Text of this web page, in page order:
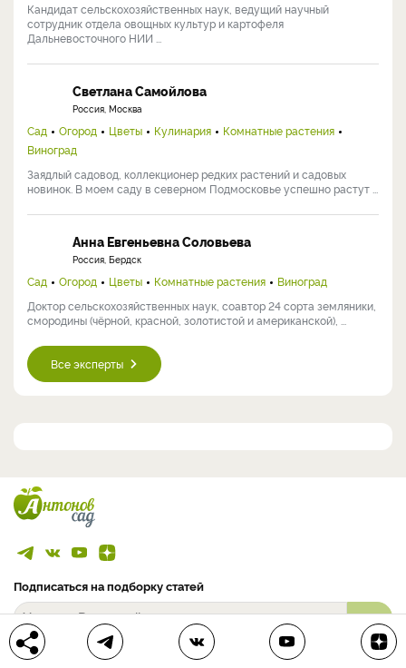
Кандидат сельскохозяйственных наук, ведущий научный
сотрудник отдела овощных культур и картофеля
Дальневосточного НИИ ...
Светлана Самойлова
Россия, Москва
Сад Огород Цветы Кулинария
Комнатные растения
Виноград
Заядлый садовод, коллекционер редких растений и садовых
новинок. В моем саду в северном Подмосковье успешно растут ...
Анна Евгеньевна Соловьева
Россия, Бердск
Сад Огород Цветы Комнатные растения
Виноград
Доктор сельскохозяйственных наук, соавтор 24 сорта земляники,
смородины (чёрной, красной, золотистой и американской), ...
Все эксперты
Подписаться на подборку статей
>
Подписываясь на рассылку, я соглашаюсь на обработку моих
персональных данных.